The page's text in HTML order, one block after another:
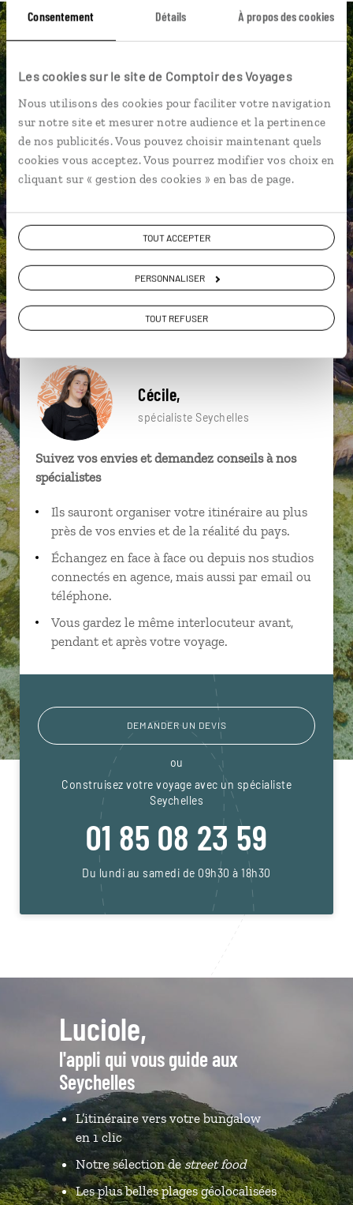
Consentement Détails À propos des cookies
Les cookies sur le site de Comptoir des Voyages
Nous utilisons des cookies pour faciliter votre navigation
sur notre site et mesurer notre audience et la pertinence
de nos publicités. Vous pouvez choisir maintenant quels
cookies vous acceptez. Vous pourrez modifier vos choix en
cliquant sur « gestion des cookies » en bas de page.
TOUT ACCEPTER
PERSONNALISER
TOUT REFUSER
Une envie de voyage
particulière ?
Anse Coco - La Digue
Anse Lazio - Praslin Anse Côte d'Or - Praslin
Anse La Blague - Praslin Anse Marron - La Digue
Anse Source d'Argent - La Digue
Baie Sainte Anne - Praslin Anse Côte d'Or - Praslin
Cécile,
spécialiste Seychelles
Suivez vos envies et demandez conseils à nos
spécialistes
Ils sauront organiser votre itinéraire au plus
près de vos envies et de la réalité du pays.
Échangez en face à face ou depuis nos studios
connectés en agence, mais aussi par email ou
téléphone.
Vous gardez le même interlocuteur avant,
pendant et après votre voyage.
DEMANDER UN DEVIS
ou
Construisez votre voyage avec un spécialiste
Seychelles
01 85 08 23 59
Du lundi au samedi de 09h30 à 18h30
Luciole,
l'appli qui vous guide aux
Seychelles
L’itinéraire vers votre bungalow
en 1 clic
Notre sélection destreet food
Les plus belles plages géolocalisées